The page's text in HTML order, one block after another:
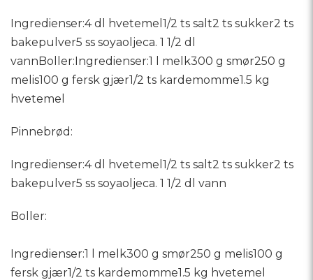
Ingredienser:4 dl hvetemel1/2 ts salt2 ts sukker2 ts
bakepulver5 ss soyaoljeca. 1 1/2 dl
vannBoller:Ingredienser:1 l melk300 g smør250 g
melis100 g fersk gjær1/2 ts kardemomme1.5 kg
hvetemel
Pinnebrød:
Ingredienser:4 dl hvetemel1/2 ts salt2 ts sukker2 ts
bakepulver5 ss soyaoljeca. 1 1/2 dl vann
Boller:
Ingredienser:1 l melk300 g smør250 g melis100 g
fersk gjær1/2 ts kardemomme1.5 kg hvetemel